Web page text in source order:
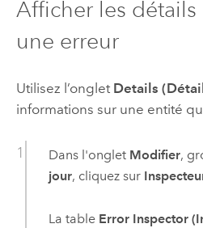
Afficher les
une erreur
Utilisez l’onglet Details
informations sur une entité
Dans l'onglet Modifier,
jour, cliquez sur
La table Error Inspector